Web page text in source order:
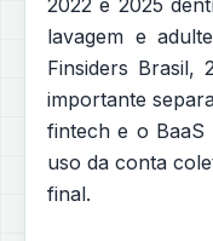
lavagem e
Finsiders Brasil,
importante
fintech e o BaaS
uso da conta
final.